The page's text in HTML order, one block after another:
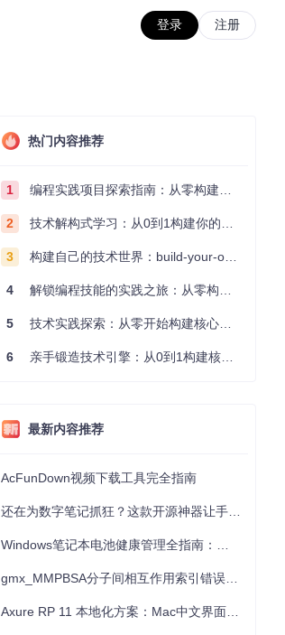
登录 注册
热门内容推荐
1 编程实践项目探索指南：从零构建技术能力体系
2 技术解构式学习：从0到1构建你的编程知识体系
3 构建自己的技术世界：build-your-own-x项目的实践探索指南
4 解锁编程技能的实践之旅：从零构建你的技术世界
5 技术实践探索：从零开始构建核心系统的实践指南
6 亲手锻造技术引擎：从0到1构建核心系统的实践指南
最新内容推荐
AcFunDown视频下载工具完全指南